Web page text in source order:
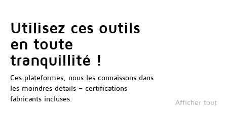
Utilisez ces outils
en toute
tranquillité !
Ces plateformes, nous les connaissons dans
les moindres détails – certifications
fabricants incluses.
Afficher tout